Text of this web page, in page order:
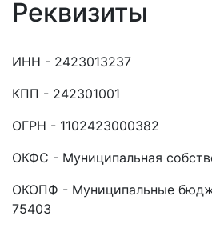
Реквизиты
ИНН - 2423013237
КПП - 242301001
ОГРН - 1102423000382
ОКФС - Муниципальная
ОКОПФ - Муниципальные
75403